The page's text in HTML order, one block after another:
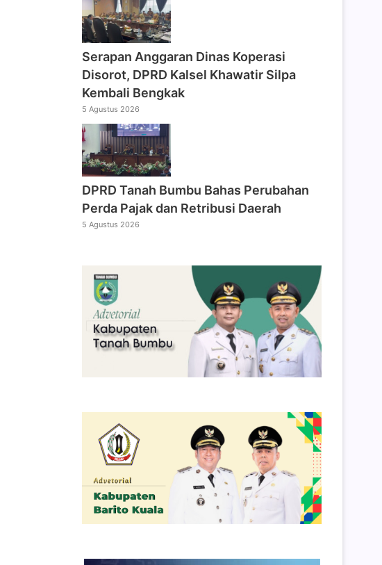
Serapan Anggaran Dinas Koperasi
Disorot, DPRD Kalsel Khawatir Silpa
Kembali Bengkak
5 Agustus 2026
DPRD Tanah Bumbu Bahas Perubahan
Perda Pajak dan Retribusi Daerah
5 Agustus 2026